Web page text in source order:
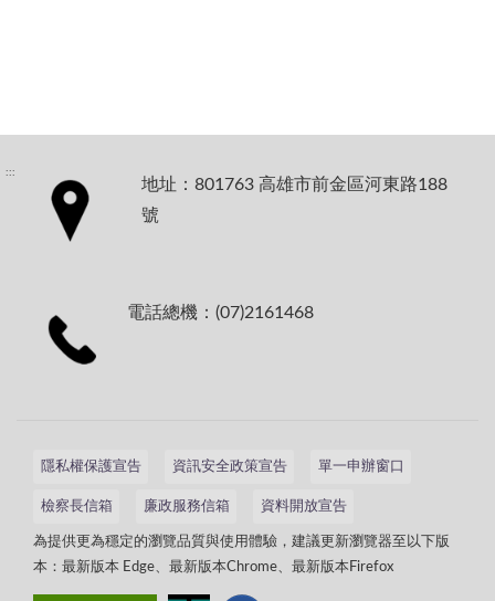
:::
地址：801763 高雄市前金區河東路188
號
電話總機：(07)2161468
隱私權保護宣告 資訊安全政策宣告 單一申辦窗口
檢察長信箱 廉政服務信箱 資料開放宣告
為提供更為穩定的瀏覽品質與使用體驗，建議更新瀏覽器至以下版
本：最新版本 Edge、最新版本Chrome、最新版本Firefox